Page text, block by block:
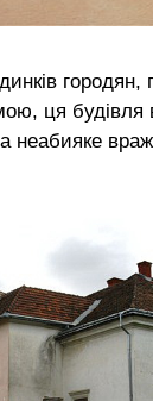
городян,
ця будівля
неабияке